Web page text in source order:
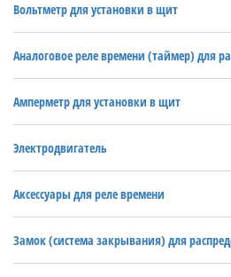
Вольтметр для установки в щит
Аналоговое реле времени (таймер) для
Амперметр для установки в щит
Электродвигатель
Аксессуары для реле времени
Замок (система закрывания) для